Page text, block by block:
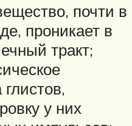
почти в
проникает в
тракт;
у них